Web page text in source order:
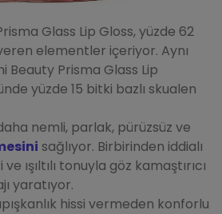
Glass Lip Gloss, yüzde 62
elementler içeriyor. Aynı
Beauty Prisma Glass Lip
yüzde 15 bitki bazlı skualen
nemli, parlak, pürüzsüz ve
sağlıyor. Birbirinden iddialı
ışıltılı tonuyla göz kamaştırıcı
yaratıyor.
hissi vermeden konforlu